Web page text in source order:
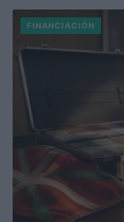
FINANCIACIÓN